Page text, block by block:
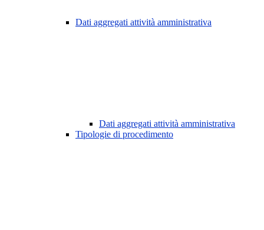
Dati aggregati attività amministrativa
Dati aggregati attività amministrativa
Tipologie di procedimento